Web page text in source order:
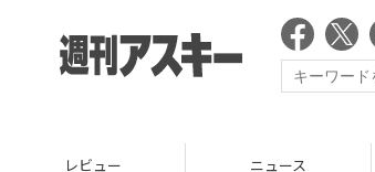
レビュー ニュース